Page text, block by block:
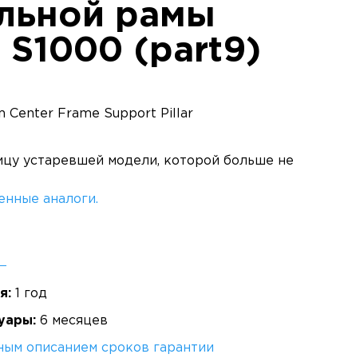
рамы
S1000 (part9)
Center Frame Support Pillar
устаревшей модели, которой больше не
аналоги.
1 год
6 месяцев
описанием сроков гарантии